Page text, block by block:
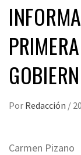
Por Redacción /
Carmen Pizano